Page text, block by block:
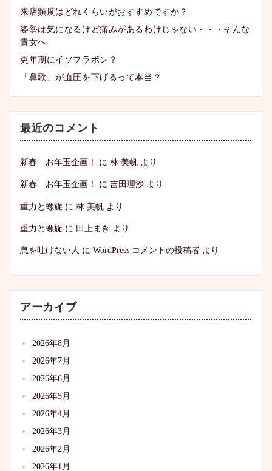
来店頻度はどれくらいがおすすめですか？
姿勢は気になるけど痛みがあるわけじゃない・・・そんな
貴女へ
更年期にイソフラボン？
「鼻歌」が血圧を下げるって本当？
最近のコメント
新春 お年玉企画！ に 林 美帆 より
新春 お年玉企画！ に 吉田理沙 より
重力と螺旋 に 林 美帆 より
重力と螺旋 に 田上まき より
息を吐けない人 に WordPress コメントの投稿者 より
アーカイブ
2026年8月
2026年7月
2026年6月
2026年5月
2026年4月
2026年3月
2026年2月
2026年1月